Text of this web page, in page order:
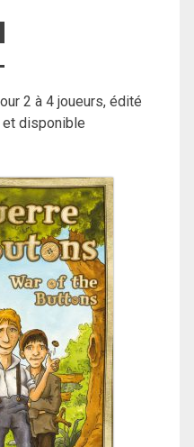
2 à 4 joueurs, édité
et disponible